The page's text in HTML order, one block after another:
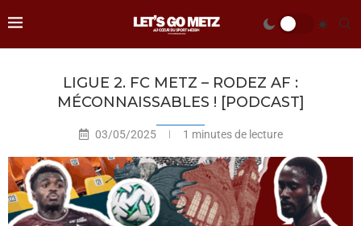
LIGUE 2. FC METZ – RODEZ AF :
MÉCONNAISSABLES ! [PODCAST]
03/05/2025 1 minutes de lecture